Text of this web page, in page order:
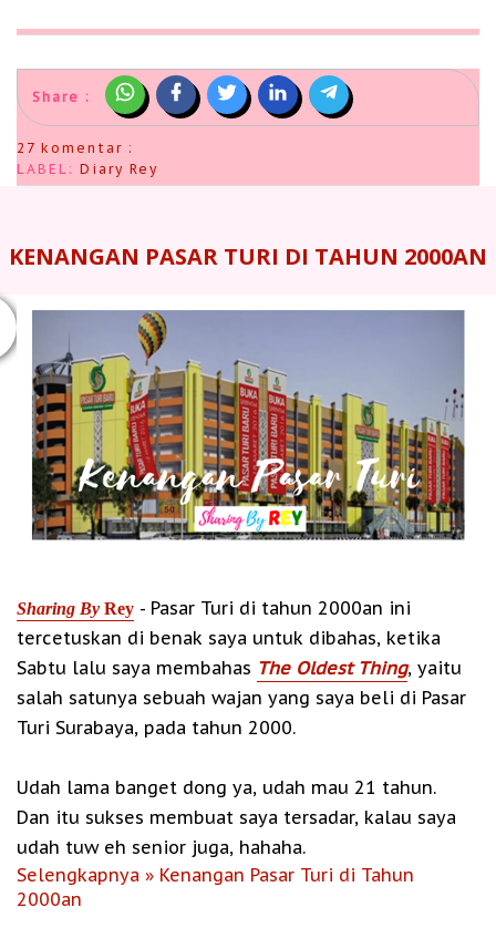
Share :
27 komentar :
LABEL: Diary Rey
KENANGAN PASAR TURI DI TAHUN 2000AN
Sharing By Rey - Pasar Turi di tahun 2000an ini
tercetuskan di benak saya untuk dibahas, ketika
Sabtu lalu saya membahas The Oldest Thing, yaitu
salah satunya sebuah wajan yang saya beli di Pasar
Turi Surabaya, pada tahun 2000.
Udah lama banget dong ya, udah mau 21 tahun.
Dan itu sukses membuat saya tersadar, kalau saya
udah tuw eh senior juga, hahaha.
Selengkapnya » Kenangan Pasar Turi di Tahun
2000an